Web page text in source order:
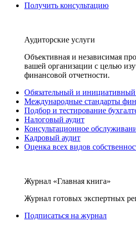
Получить консультацию
Аудиторские услуги
Объективная и независимая
вашей организации с целью
финансовой отчетности.
Обязательный и инициативный
Международные стандарты
Подбор и тестирование
Налоговый аудит
Консультационное
Кадровый аудит
Оценка всех видов
Журнал «Главная книга»
Журнал готовых экспертных
Подписаться на журнал